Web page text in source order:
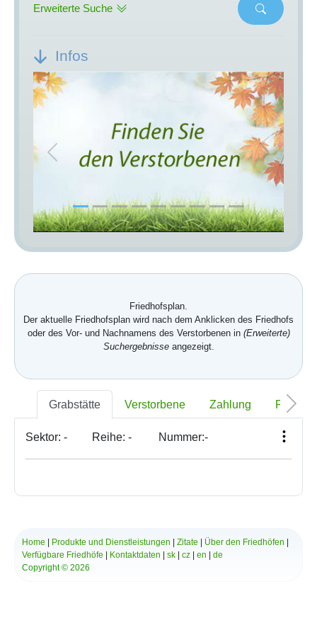
Erweiterte Suche
Infos
Previous Next
Friedhofsplan.
Der aktuelle Friedhofsplan wird nach dem Anklicken des Friedhofs
oder des Vor- und Nachnamens des Verstorbenen in (Erweiterte)
Suchergebnisseangezeigt.
Grabstätte Verstorbene Zahlung Foto
Sektor: - Reihe: - Nummer:-
Home Produkte und Dienstleistungen Zitate Über den Friedhöfen
Verfügbare Friedhöfe
Kontaktdaten sk cz en
de
Copyright © 2026